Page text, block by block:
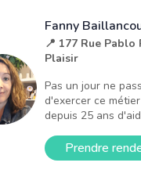
Fanny
📍 177 Rue Pablo
Plaisir
Pas un jour ne
d'exercer ce
depuis 25 ans
Prendre